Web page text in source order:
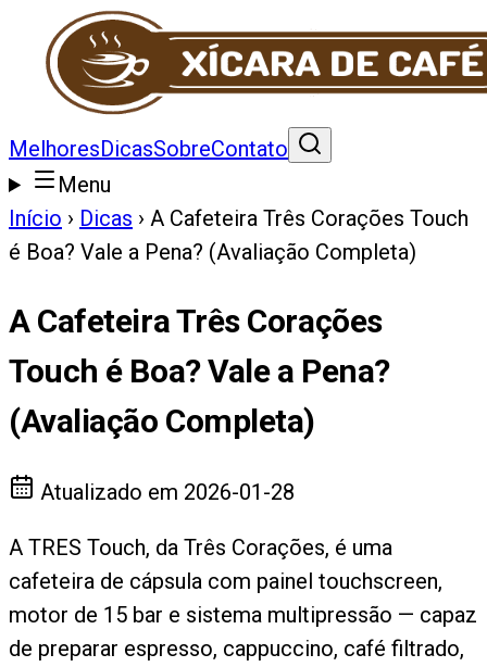
MelhoresDicasSobreContato
Menu
Início › Dicas › A Cafeteira Três Corações Touch
é Boa? Vale a Pena? (Avaliação Completa)
A Cafeteira Três Corações
Touch é Boa? Vale a Pena?
(Avaliação Completa)
Atualizado em 2026-01-28
A TRES Touch, da Três Corações, é uma
cafeteira de cápsula com painel touchscreen,
motor de 15 bar e sistema multipressão — capaz
de preparar espresso, cappuccino, café filtrado,